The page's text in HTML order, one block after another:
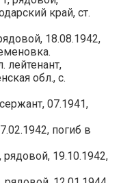
край, ст.
18.08.1942,
лейтенант,
обл., с.
07.1941,
погиб в
19.10.1942,